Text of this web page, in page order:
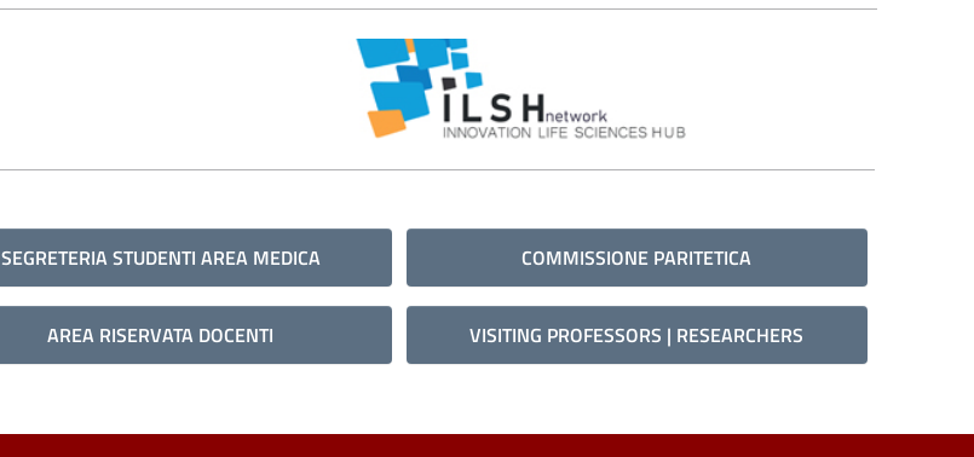
SEGRETERIA STUDENTI AREA MEDICA COMMISSIONE PARITETICA
AREA RISERVATA DOCENTI VISITING PROFESSORS | RESEARCHERS